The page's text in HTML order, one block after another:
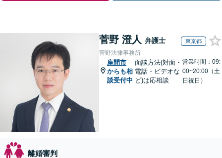
菅野 澄人 弁護士 東京都
菅野法律事務所
座間市
からも相
談受付中
面談方法(対面・
電話・ビデオな
ど)は応相談
営業時間：09:
00~20:00（土
日祝日）
離婚審判